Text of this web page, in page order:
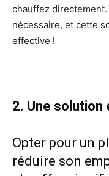
chauffez directement.
nécessaire, et cette
effective !
2. Une solution
Opter pour un
réduire son